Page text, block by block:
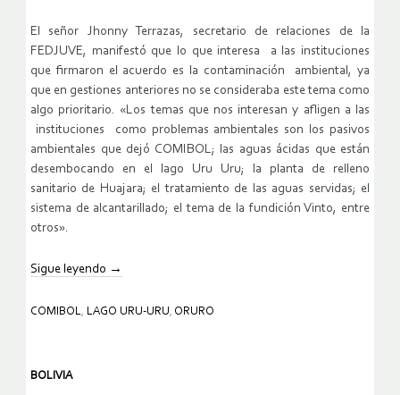
El señor Jhonny Terrazas, secretario de relaciones de la
FEDJUVE, manifestó que lo que interesa a las instituciones
que firmaron el acuerdo es la contaminación ambiental, ya
que en gestiones anteriores no se consideraba este tema como
algo prioritario. «Los temas que nos interesan y afligen a las
instituciones como problemas ambientales son los pasivos
ambientales que dejó COMIBOL; las aguas ácidas que están
desembocando en el lago Uru Uru; la planta de relleno
sanitario de Huajara; el tratamiento de las aguas servidas; el
sistema de alcantarillado; el tema de la fundición Vinto, entre
otros».
Sigue leyendo →
COMIBOL, LAGO URU-URU, ORURO
BOLIVIA